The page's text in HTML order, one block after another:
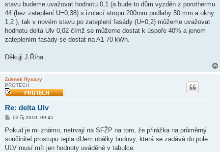
stavu budeme uvažovat hodnotu 0,1 (a bude to dům vyzděn z porothermu
44 (bez zateplení U=0,38) s izolací stropů 200mm podlahy 50 mm a okny
1,2 ), tak v novém stavu po zateplení fasády (U=0,2) můžeme uvažovat
hodnotu delta Ulv 0,02 čímž se můžeme dostat k úspoře 40% a jenom
zateplením fasády se dostat na A1 70 kWh.
Děkuji J.Říha
Zdenek Rysavy
PROTECH
Re: delta Ulv
P
í
p
ě
03 říj 2010, 09:45
Pokud je mi známo, netrvají na SFŽP na tom, že přirážka na průměrný
součinitel prostupu tepla dUem obálky budovy, která se zadává do pole
ULV musí mít jen hodnoty uváděné v tabulce.